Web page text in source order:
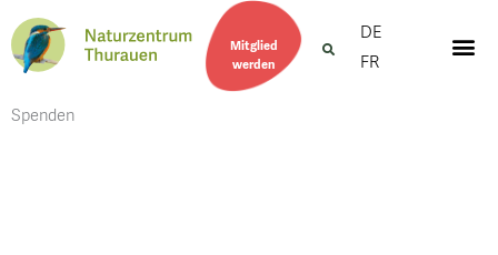
Mitglied
werden
DE
FR
Spenden